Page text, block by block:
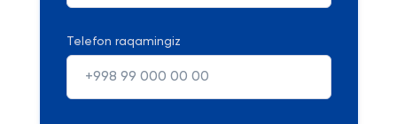
Telefon raqamingiz